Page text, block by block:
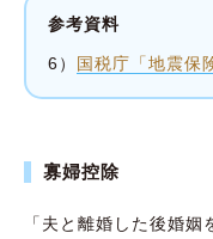
参考資料
6） 国税庁「地震保
寡婦控除
「夫と離婚した後婚